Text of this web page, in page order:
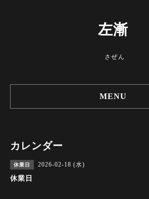
左漸
さぜん
MENU
カレンダー
休業日 2026-02-18 (水)
休業日